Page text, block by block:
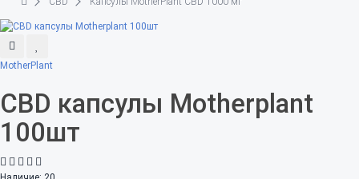
MotherPlant
CBD капсулы Motherplant
100шт